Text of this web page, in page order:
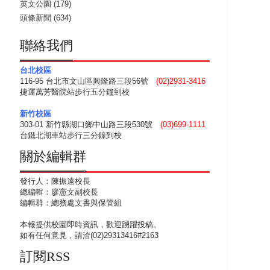
英文公園 (179)
頭條新聞 (634)
聯絡我們
台北校區
116-95 台北市文山區興隆路三段56號 (02)2931-3416
捷運萬芳醫院站步行五分鐘到校
新竹校區
303-01 新竹縣湖口鄉中山路三段530號 (03)699-1111
台鐵北湖車站步行三分鐘到校
關於編輯群
發行人：陳振遠校長
總編輯：廖憲文副校長
編輯群：總務處文書與保管組
本報提供校園即時資訊，歡迎踴躍投稿。
如有任何意見，請洽(02)29313416#2163
訂閱RSS